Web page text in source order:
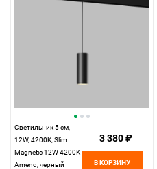
Светильник 5 см,
12W, 4200K, Slim
Magnetic 12W 4200K
Amend, черный
3 380 ₽
В КОРЗИНУ